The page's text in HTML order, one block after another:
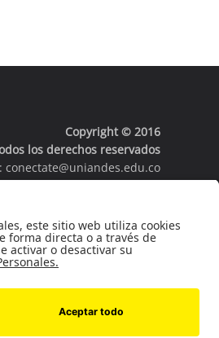
Copyright © 2016
los derechos reservados
conectate@uniandes.edu.co
Universidad de los Andes